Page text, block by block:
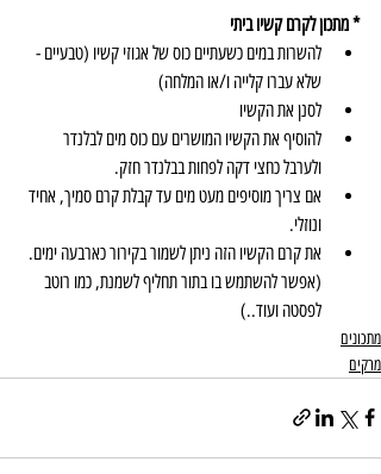
* מתכון לקרם קשיו ביתי
להשרות במים כשעתיים כוס של אגוזי קשיו (טבעיים -
שלא עברו קלייה ו/או המלחה)
לסנן את הקשיו
להוסיף את הקשיו המושרים עם כוס מים לבלנדר
ולערבל כחצי דקה לפחות בבלנדר חזק.
אם צריך מוסיפים מעט מים עד קבלת קרם סמיך, אחיד
ונוזלי.
את קרם הקשיו הזה ניתן לשמור בקירור כארבעה ימים.
(אפשר להשתמש בו בתור תחליף לשמנת, כמו רוטב
לפסטה ועוד..)
מתכונים
מרקים